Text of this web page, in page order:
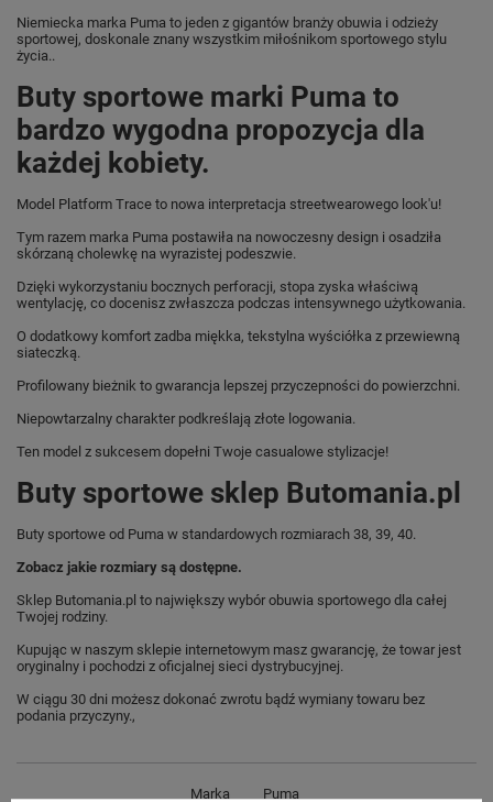
Niemiecka marka Puma to jeden z gigantów branży obuwia i odzieży
sportowej, doskonale znany wszystkim miłośnikom sportowego stylu
życia..
Buty sportowe marki Puma to
bardzo wygodna propozycja dla
każdej kobiety.
Model Platform Trace to nowa interpretacja streetwearowego look'u!
Tym razem marka Puma postawiła na nowoczesny design i osadziła
skórzaną cholewkę na wyrazistej podeszwie.
Dzięki wykorzystaniu bocznych perforacji, stopa zyska właściwą
wentylację, co docenisz zwłaszcza podczas intensywnego użytkowania.
O dodatkowy komfort zadba miękka, tekstylna wyściółka z przewiewną
siateczką.
Profilowany bieżnik to gwarancja lepszej przyczepności do powierzchni.
Niepowtarzalny charakter podkreślają złote logowania.
Ten model z sukcesem dopełni Twoje casualowe stylizacje!
Buty sportowe sklep Butomania.pl
Buty sportowe od Puma w standardowych rozmiarach 38, 39, 40.
Zobacz jakie rozmiary są dostępne.
Sklep Butomania.pl to największy wybór obuwia sportowego dla całej
Twojej rodziny.
Kupując w naszym sklepie internetowym masz gwarancję, że towar jest
oryginalny i pochodzi z oficjalnej sieci dystrybucyjnej.
W ciągu 30 dni możesz dokonać zwrotu bądź wymiany towaru bez
podania przyczyny.,
Marka Puma